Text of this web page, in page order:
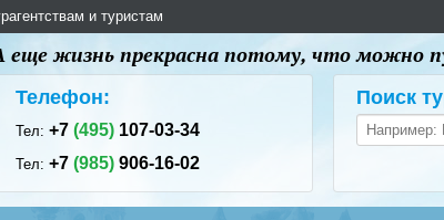
и туристам
еще жизнь прекрасна потому, что можно
Телефон:
Тел:+7(495) 107-03-34
Тел:+7(985) 906-16-02
Поиск